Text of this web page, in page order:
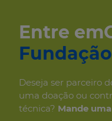
Entre em
Fundação
Deseja ser parceiro
uma doação ou
técnica? Mande